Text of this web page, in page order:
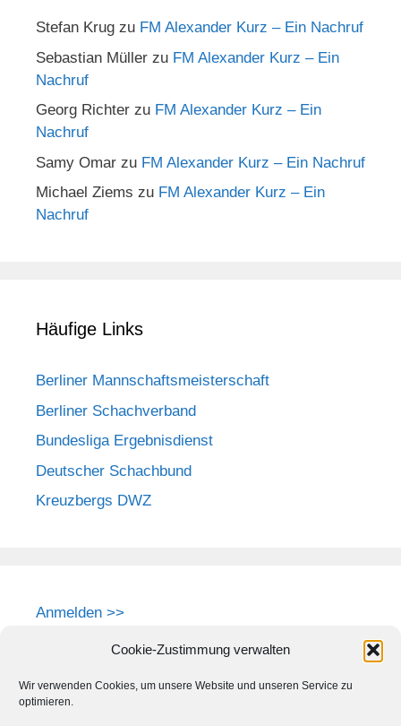
Cookie-Zustimmung verwalten
Wir verwenden Cookies, um unsere Website und unseren Service zu
optimieren.
Stefan Krug zu FM Alexander Kurz – Ein Nachruf
Sebastian Müller zu FM Alexander Kurz – Ein
Nachruf
Georg Richter zu FM Alexander Kurz – Ein
Nachruf
Samy Omar zu FM Alexander Kurz – Ein Nachruf
Michael Ziems zu FM Alexander Kurz – Ein
Nachruf
Häufige Links
Berliner Mannschaftsmeisterschaft
Berliner Schachverband
Bundesliga Ergebnisdienst
Deutscher Schachbund
Kreuzbergs DWZ
Anmelden >>